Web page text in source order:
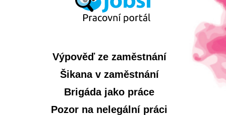
Výpověď ze zaměstnání
Šikana v zaměstnání
Brigáda jako práce
Pozor na nelegální práci